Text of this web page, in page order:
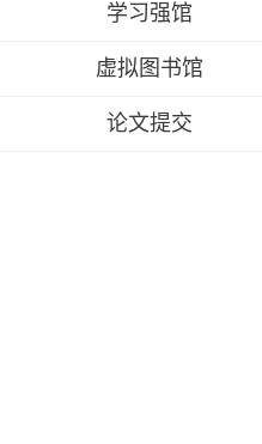
学习强馆
虚拟图书馆
论文提交